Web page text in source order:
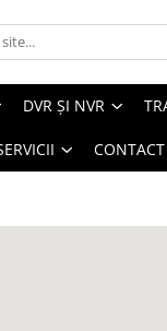
DVR ȘI NVR
CONTACT